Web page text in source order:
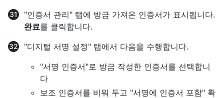
"인증서 관리" 탭에 방금 가져온 인증서가 표시됩니다.
완료를 클릭합니다.
"디지털 서명 설정" 탭에서 다음을 수행합니다.
"서명 인증서"로 방금 작성한 인증서를 선택합니
다
보조 인증서를 비워 두고 "서명에 인증서 포함" 확